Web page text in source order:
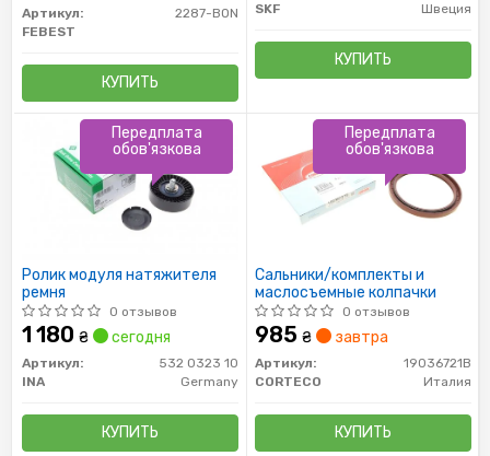
Артикул:
2287-BON
FEBEST
КУПИТЬ
SKF
Швеция
КУПИТЬ
Ролик модуля натяжителя
ремня
0 отзывов
1 180 ₴ сегодня
Артикул:
532 0323 10
INA
Germany
КУПИТЬ
Передплата
обов'язкова
Сальники/комплекты и
маслосъемные колпачки
0 отзывов
985 ₴ завтра
Артикул:
19036721B
CORTECO
Италия
КУПИТЬ
Передплата
обов'язкова